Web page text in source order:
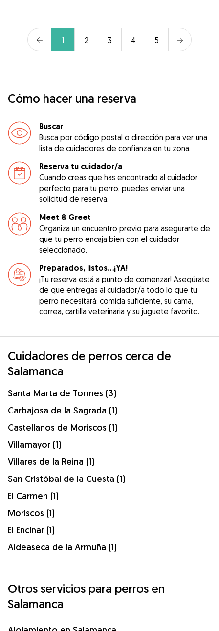
1 2 3 4 5
Cómo hacer una reserva
Buscar
Busca por código postal o dirección para ver una
lista de cuidadores de confianza en tu zona.
Reserva tu cuidador/a
Cuando creas que has encontrado al cuidador
perfecto para tu perro, puedes enviar una
solicitud de reserva.
Meet & Greet
Organiza un encuentro previo para asegurarte de
que tu perro encaja bien con el cuidador
seleccionado.
Preparados, listos...¡YA!
¡Tu reserva está a punto de comenzar! Asegúrate
de que entregas al cuidador/a todo lo que tu
perro necesitará: comida suficiente, su cama,
correa, cartilla veterinaria y su juguete favorito.
Cuidadores de perros cerca de
Salamanca
Santa Marta de Tormes (3)
Carbajosa de la Sagrada (1)
Castellanos de Moriscos (1)
Villamayor (1)
Villares de la Reina (1)
San Cristóbal de la Cuesta (1)
El Carmen (1)
Moriscos (1)
El Encinar (1)
Aldeaseca de la Armuña (1)
Otros servicios para perros en
Salamanca